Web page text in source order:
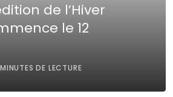
de l’Hiver
le 12
DE LECTURE